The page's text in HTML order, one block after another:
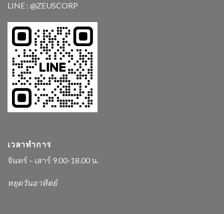
LINE : @ZEUSCORP
เวลาทำการ
จันทร์ – เสาร์ 9.00-18.00 น.
หยุดวันอาทิตย์